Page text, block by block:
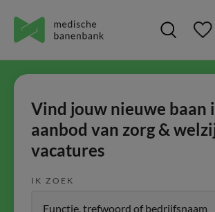
Vind jouw nieuwe baan
aanbod van zorg &
vacatures
IK ZOEK